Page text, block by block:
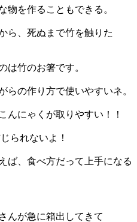
物を作ることもできる。
ら、死ぬまで竹を触りた
は竹のお箸です。
らの作り方で使いやすいネ。
んにゃくが取りやすい！！
られないよ！
ば、食べ方だって上手になる
んが急に箱出してきて